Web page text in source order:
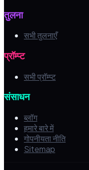
तुलना
सभी तुलनाएँ
प्रॉम्प्ट
सभी प्रॉम्प्ट
संसाधन
ब्लॉग
हमारे बारे में
गोपनीयता नीति
Sitemap